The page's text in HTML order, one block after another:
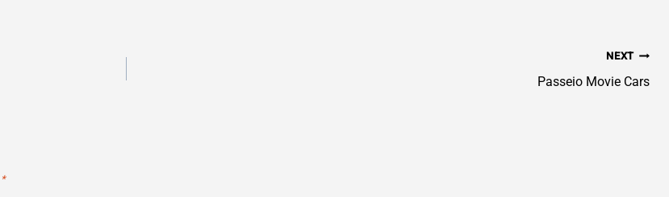
NEXT
Passeio Movie Cars
*